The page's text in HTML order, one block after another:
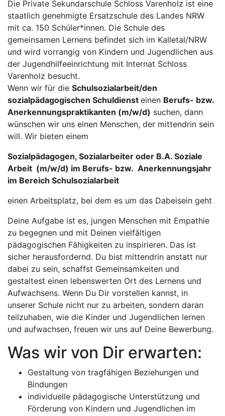
Die Private Sekundarschule Schloss Varenholz ist eine
staatlich genehmigte Ersatzschule des Landes NRW
mit ca. 150 Schüler*innen. Die Schule des
gemeinsamen Lernens befindet sich im Kalletal/NRW
und wird vorrangig von Kindern und Jugendlichen aus
der Jugendhilfeeinrichtung mit Internat Schloss
Varenholz besucht.
Wenn wir für die Schulsozialarbeit/den
sozialpädagogischen Schuldienst einen Berufs- bzw.
Anerkennungspraktikanten (m/w/d) suchen, dann
wünschen wir uns einen Menschen, der mittendrin sein
will. Wir bieten einem
Sozialpädagogen, Sozialarbeiter oder B.A. Soziale
Arbeit (m/w/d) im Berufs- bzw. Anerkennungsjahr
im Bereich Schulsozialarbeit
einen Arbeitsplatz, bei dem es um das Dabeisein geht
Deine Aufgabe ist es, jungen Menschen mit Empathie
zu begegnen und mit Deinen vielfältigen
pädagogischen Fähigkeiten zu inspirieren. Das ist
sicher herausfordernd. Du bist mittendrin anstatt nur
dabei zu sein, schaffst Gemeinsamkeiten und
gestaltest einen lebenswerten Ort des Lernens und
Aufwachsens. Wenn Du Dir vorstellen kannst, in
unserer Schule nicht nur zu arbeiten, sondern daran
teilzuhaben, wie die Kinder und Jugendlichen lernen
und aufwachsen, freuen wir uns auf Deine Bewerbung.
Was wir von Dir erwarten:
Gestaltung von tragfähigen Beziehungen und
Bindungen
individuelle pädagogische Unterstützung und
Förderung von Kindern und Jugendlichen im